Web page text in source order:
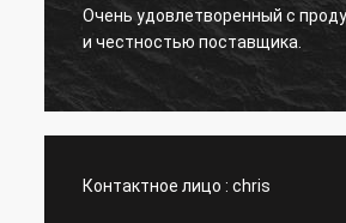
Очень удовлетворенный с
и честностью поставщика.
Контактное лицо : chris